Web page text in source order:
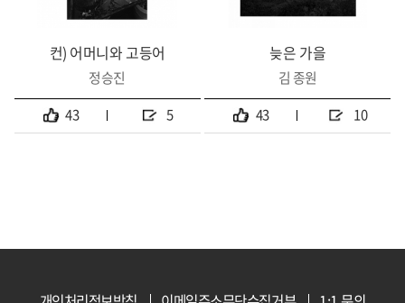
컨) 어머니와 고등어
정승진
43
5
늦은 가을
김 종원
43
10